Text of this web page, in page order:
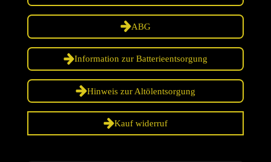
ABG
Information zur Batterieentsorgung
Hinweis zur Altölentsorgung
Kauf widerruf